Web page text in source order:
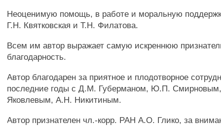
Неоценимую помощь, в работе и моральную
Г.Н. Квятковская и Т.Н. Филатова.
Всем им автор выражает самую искреннюю
благодарность.
Автор благодарен за приятное и плодотворное
последние годы с Д.М. Губерманом, Ю.П.
Яковлевым, А.Н. Никитиным.
Автор признателен чл.-корр. РАН А.О. Глико, за